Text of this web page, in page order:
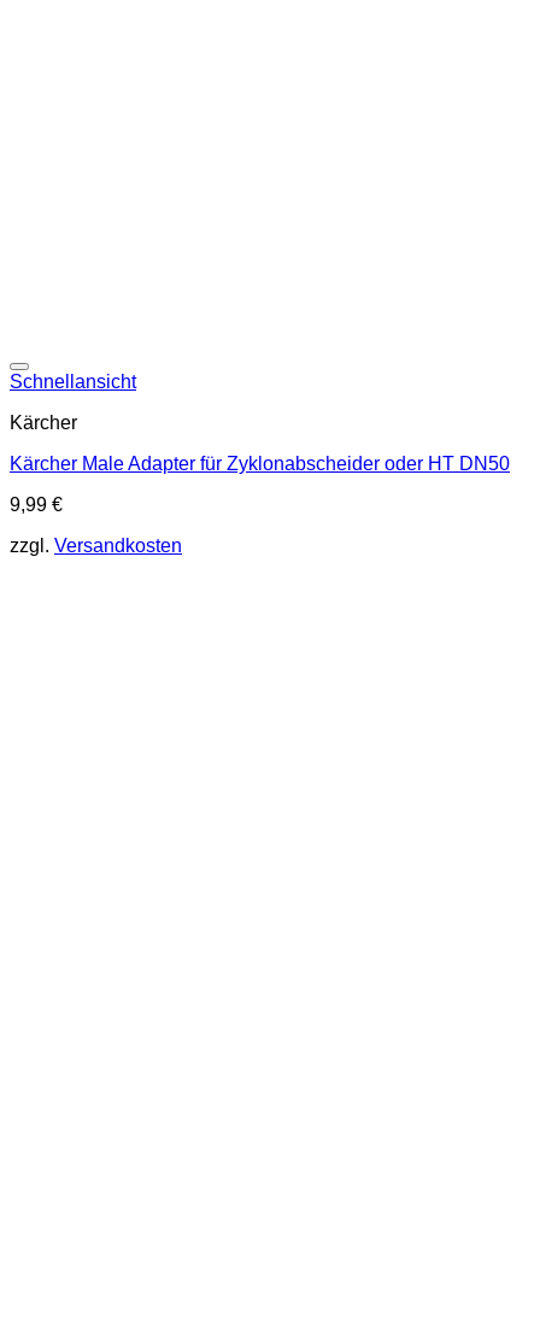
Schnellansicht
Kärcher
Kärcher Male Adapter für Zyklonabscheider oder HT DN50
9,99 €
zzgl. Versandkosten